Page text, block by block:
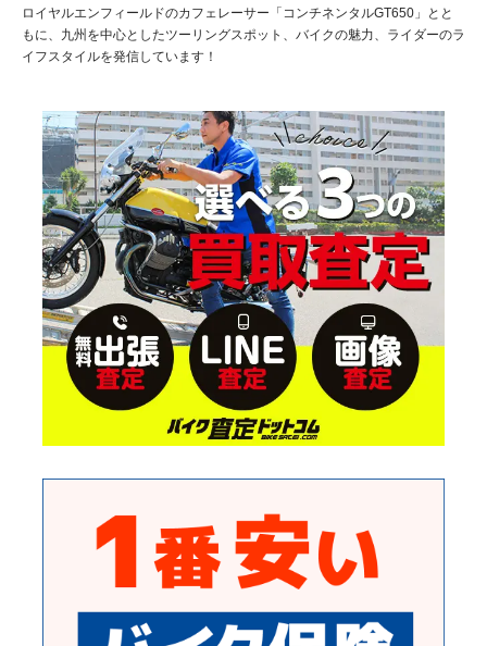
ロイヤルエンフィールドのカフェレーサー「コンチネンタルGT650」とと
もに、九州を中心としたツーリングスポット、バイクの魅力、ライダーのラ
イフスタイルを発信しています！